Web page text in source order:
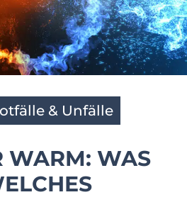
& Unfälle
WARM: WAS